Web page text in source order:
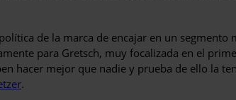
de la marca de encajar en un segmento
para Gretsch, muy focalizada en el
hacer mejor que nadie y prueba de ello la
.